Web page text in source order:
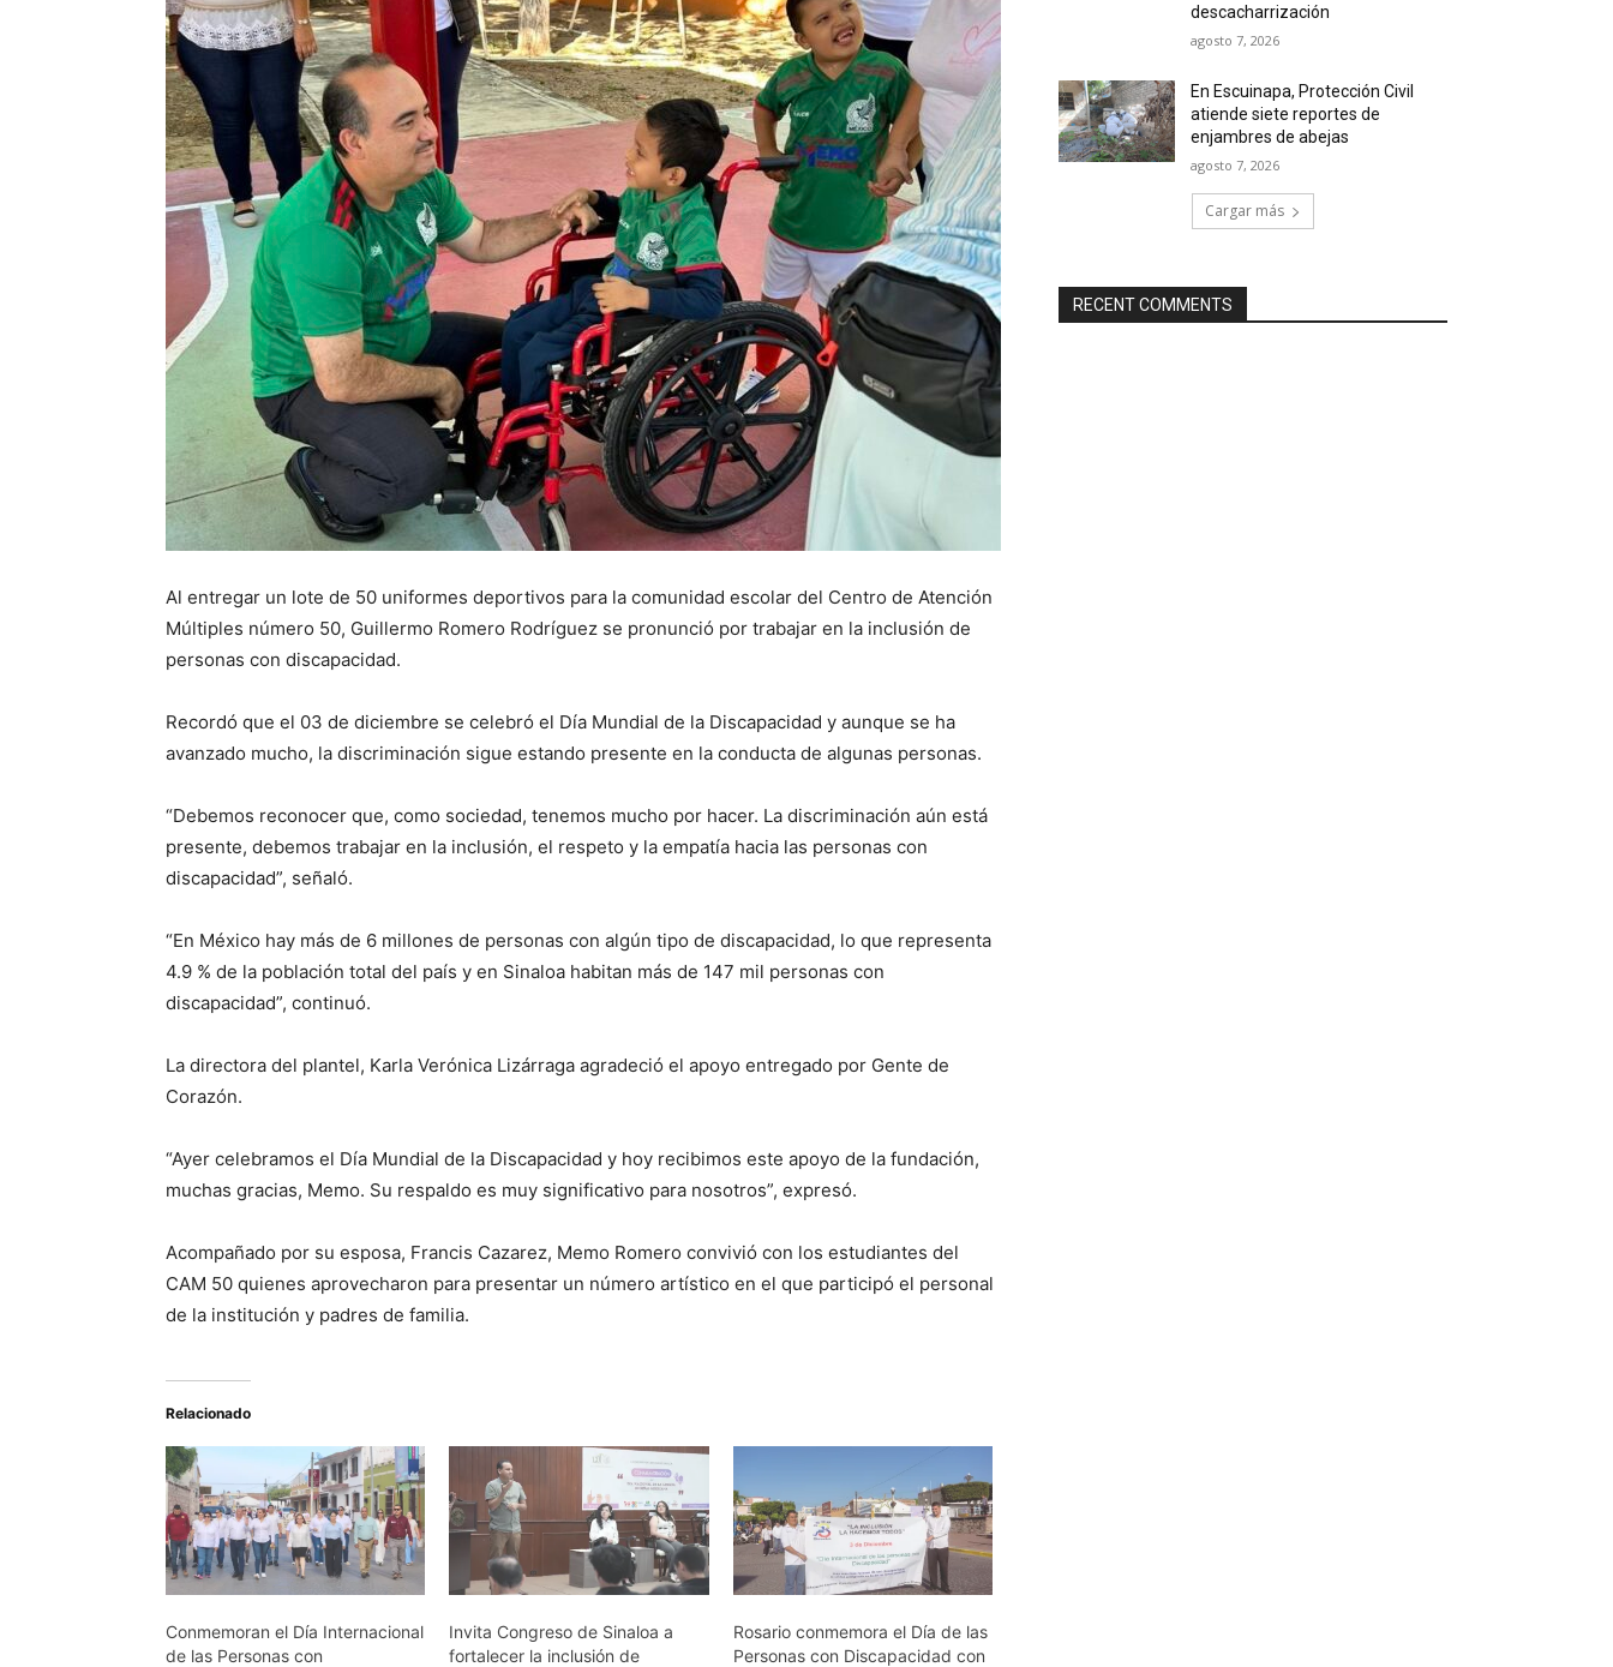
Al entregar un lote de 50 uniformes deportivos para la comunidad escolar del Centro de Atención
Múltiples número 50, Guillermo Romero Rodríguez se pronunció por trabajar en la inclusión de
personas con discapacidad.
Recordó que el 03 de diciembre se celebró el Día Mundial de la Discapacidad y aunque se ha
avanzado mucho, la discriminación sigue estando presente en la conducta de algunas personas.
“Debemos reconocer que, como sociedad, tenemos mucho por hacer. La discriminación aún está
presente, debemos trabajar en la inclusión, el respeto y la empatía hacia las personas con
discapacidad”, señaló.
“En México hay más de 6 millones de personas con algún tipo de discapacidad, lo que representa
4.9 % de la población total del país y en Sinaloa habitan más de 147 mil personas con
discapacidad”, continuó.
La directora del plantel, Karla Verónica Lizárraga agradeció el apoyo entregado por Gente de
Corazón.
“Ayer celebramos el Día Mundial de la Discapacidad y hoy recibimos este apoyo de la fundación,
muchas gracias, Memo. Su respaldo es muy significativo para nosotros”, expresó.
Acompañado por su esposa, Francis Cazarez, Memo Romero convivió con los estudiantes del
CAM 50 quienes aprovecharon para presentar un número artístico en el que participó el personal
de la institución y padres de familia.
Relacionado
Conmemoran el Día Internacional
de las Personas con
Invita Congreso de Sinaloa a
fortalecer la inclusión de
Rosario conmemora el Día de las
Personas con Discapacidad con
descacharrización
agosto 7, 2026
En Escuinapa, Protección Civil
atiende siete reportes de
enjambres de abejas
agosto 7, 2026
Cargar más
RECENT COMMENTS